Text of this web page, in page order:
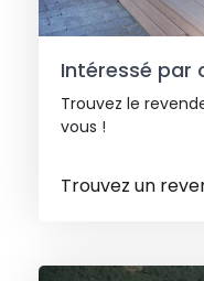
Intéressé par
Trouvez le
vous !
Trouvez un